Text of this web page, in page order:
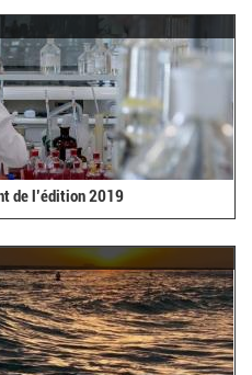
de l’édition 2019